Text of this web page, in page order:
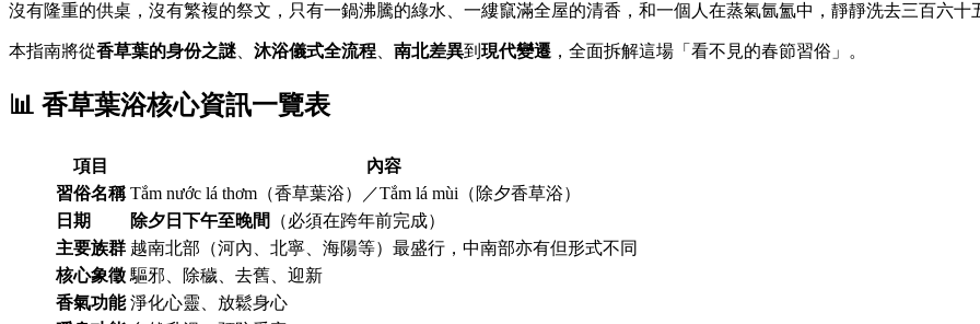
沒有隆重的供桌，沒有繁複的祭文，只有一鍋沸騰的綠水、一縷竄滿全屋的清香，和一個人在蒸氣氤氳中，靜靜洗去三百六十
本指南將從香草葉的身份之謎 沐浴儀式全流程 南北差異到 現代變遷 ，全面拆解這場「看不見的春節習俗」。
📊 香草葉浴核心資訊一覽表
項目
內容
習俗名稱 Tắm nước lá thơm（香草葉浴）／Tắm lá mùi（除夕香草浴）
日期
除夕日下午至晚間
（必須在跨年前完成）
主要族群 越南北部（河內、北寧、海陽等）最盛行，中南部亦有但形式不同
核心象徵 驅邪、除穢、去舊、迎新
香氣功能 淨化心靈、放鬆身心